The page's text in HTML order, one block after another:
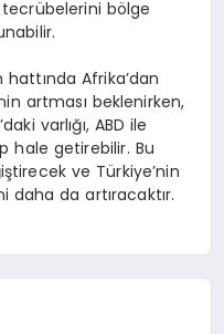
bölge
Afrika’dan
artması beklenirken,
varlığı, ABD ile
hale getirebilir. Bu
ve Türkiye’nin
daha da artıracaktır.